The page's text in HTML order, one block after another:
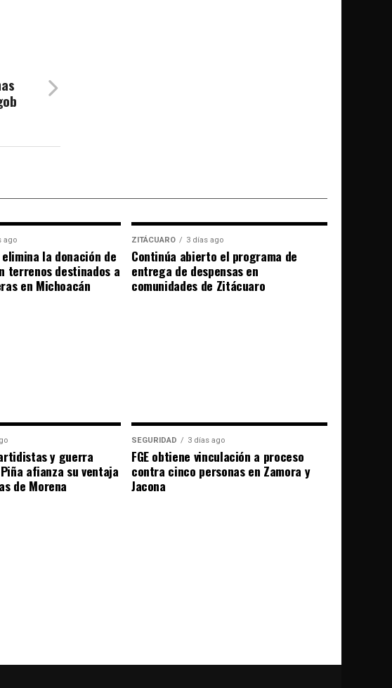
ago
la donación de
terrenos destinados a
en Michoacán
ZITÁCUARO 3 días ago
Continúa abierto el programa de
entrega de despensas en
comunidades de Zitácuaro
y guerra
afianza su ventaja
de Morena
SEGURIDAD 3 días ago
FGE obtiene vinculación a proceso
contra cinco personas en Zamora y
Jacona